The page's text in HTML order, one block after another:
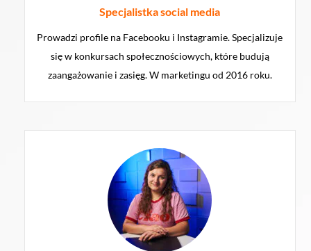
Specjalistka social media
Prowadzi profile na Facebooku i Instagramie. Specjalizuje
się w konkursach społecznościowych, które budują
zaangażowanie i zasięg. W marketingu od 2016 roku.